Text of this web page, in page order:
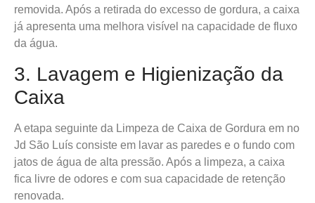
removida. Após a retirada do excesso de gordura, a caixa
já apresenta uma melhora visível na capacidade de fluxo
da água.
3. Lavagem e Higienização da
Caixa
A etapa seguinte da Limpeza de Caixa de Gordura em no
Jd São Luís consiste em lavar as paredes e o fundo com
jatos de água de alta pressão. Após a limpeza, a caixa
fica livre de odores e com sua capacidade de retenção
renovada.